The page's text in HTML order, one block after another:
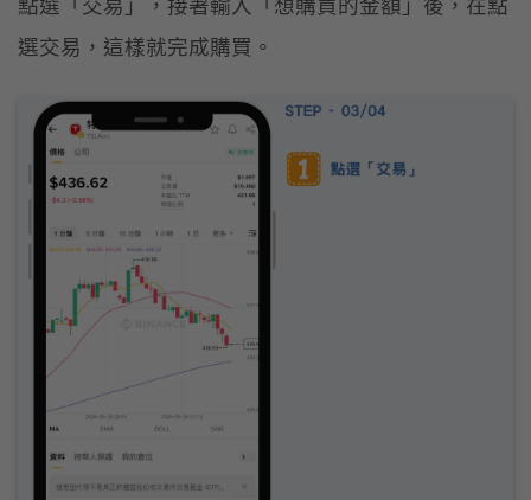
點選「交易」，接著輸入「想購買的金額」後，在點
選交易，這樣就完成購買。